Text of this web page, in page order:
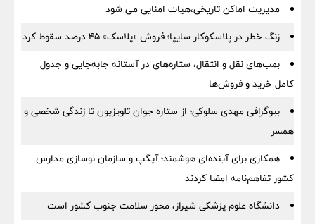
مدیریت اماکن تاریخی،هیات امنایی می شود
زنگ خطر در پلاسکوکار سایپا؛ فروش «پلاسک» ۴۵ درصد سقوط کرد
بمب‌های نقل و انتقال، ستاره‌های در آستانه جابه‌جایی و جدول
کامل خرید و فروش‌ها
بیوگرافی مهدی سلوکی؛ از ستاره جوان تلویزیون تا زندگی شخصی و
همسر
همکاری برای آینده‌ای هوشمند؛ آیگپ و سازمان نوسازی مدارس
کشور تفاهم‌نامه امضا کردند
دانشگاه علوم پزشکی شیراز، محور سلامت جنوب کشور است